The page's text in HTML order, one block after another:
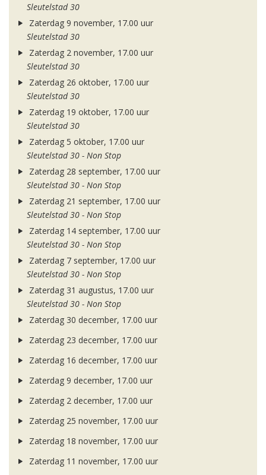
Sleutelstad 30
Zaterdag 9 november, 17.00 uur
Sleutelstad 30
Zaterdag 2 november, 17.00 uur
Sleutelstad 30
Zaterdag 26 oktober, 17.00 uur
Sleutelstad 30
Zaterdag 19 oktober, 17.00 uur
Sleutelstad 30
Zaterdag 5 oktober, 17.00 uur
Sleutelstad 30 - Non Stop
Zaterdag 28 september, 17.00 uur
Sleutelstad 30 - Non Stop
Zaterdag 21 september, 17.00 uur
Sleutelstad 30 - Non Stop
Zaterdag 14 september, 17.00 uur
Sleutelstad 30 - Non Stop
Zaterdag 7 september, 17.00 uur
Sleutelstad 30 - Non Stop
Zaterdag 31 augustus, 17.00 uur
Sleutelstad 30 - Non Stop
Zaterdag 30 december, 17.00 uur
Zaterdag 23 december, 17.00 uur
Zaterdag 16 december, 17.00 uur
Zaterdag 9 december, 17.00 uur
Zaterdag 2 december, 17.00 uur
Zaterdag 25 november, 17.00 uur
Zaterdag 18 november, 17.00 uur
Zaterdag 11 november, 17.00 uur